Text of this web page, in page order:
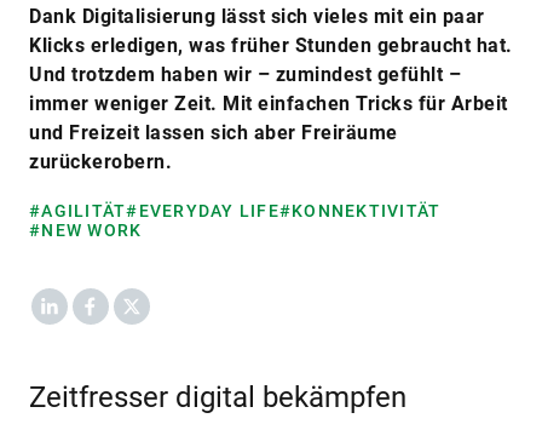
Dank Digitalisierung lässt sich vieles mit ein paar
Klicks erledigen, was früher Stunden gebraucht hat.
Und trotzdem haben wir – zumindest gefühlt –
immer weniger Zeit. Mit einfachen Tricks für Arbeit
und Freizeit lassen sich aber Freiräume
zurückerobern.
#AGILITÄT#EVERYDAY LIFE#KONNEKTIVITÄT
#NEW WORK
LinkedInFacebook
X
Zeitfresser digital bekämpfen